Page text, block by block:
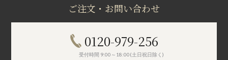
ご注文・お問い合わせ
0120-979-256
受付時間 9:00～18:00(土日祝日除く)